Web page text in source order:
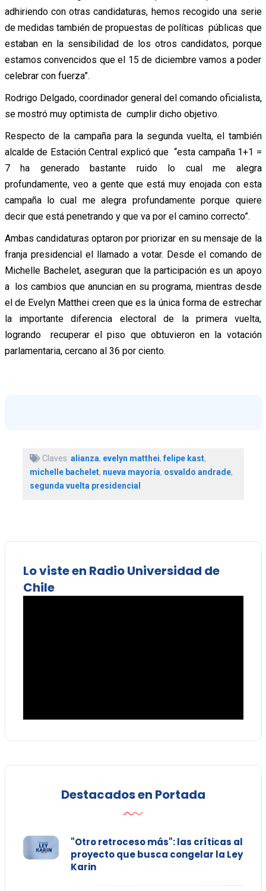
adhiriendo con otras candidaturas, hemos recogido una serie
de medidas también de propuestas de políticas públicas que
estaban en la sensibilidad de los otros candidatos, porque
estamos convencidos que el 15 de diciembre vamos a poder
celebrar con fuerza”.
Rodrigo Delgado, coordinador general del comando oficialista,
se mostró muy optimista de cumplir dicho objetivo.
Respecto de la campaña para la segunda vuelta, el también
alcalde de Estación Central explicó que “esta campaña 1+1 =
7 ha generado bastante ruido lo cual me alegra
profundamente, veo a gente que está muy enojada con esta
campaña lo cual me alegra profundamente porque quiere
decir que está penetrando y que va por el camino correcto”.
Ambas candidaturas optaron por priorizar en su mensaje de la
franja presidencial el llamado a votar. Desde el comando de
Michelle Bachelet, aseguran que la participación es un apoyo
a los cambios que anuncian en su programa, mientras desde
el de Evelyn Matthei creen que es la única forma de estrechar
la importante diferencia electoral de la primera vuelta,
logrando recuperar el piso que obtuvieron en la votación
parlamentaria, cercano al 36 por ciento.
Claves: alianza, evelyn matthei,felipe kast,
michelle bachelet, nueva mayoría, osvaldo andrade,
segunda vuelta presidencial
Lo viste en Radio Universidad de
Chile
Destacados en Portada
"Otro retroceso más": las críticas al
proyecto que busca congelar la Ley
Karin